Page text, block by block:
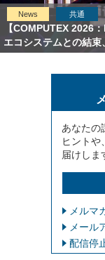
News 共通
【COMPUTEX 2026
エコシステムとの結
あなたの
ヒントや
届けしま
メルマ
メール
配信停